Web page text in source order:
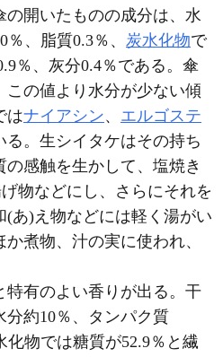
開いたものの成分は、水
、脂質0.3％、 炭水化物で
％、灰分0.4％である。傘
の値より水分が少ない傾
はナイアシン、 エルゴステ
る。生シイタケはその持ち
感触を生かして、塩焼き
物などにし、さらにそれを
あ)え物などには軽く湯がい
煮物、汁の実に使われ、
有のよい香りが出る。干
分約10％、タンパク質
化物では糖質が52.9％と繊